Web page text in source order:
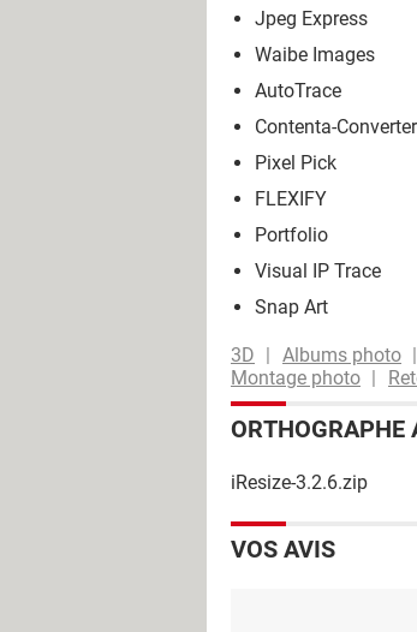
Jpeg Express
Waibe Images
AutoTrace
Contenta-
Pixel Pick
FLEXIFY
Portfolio
Visual IP Trace
Snap Art
3D Albums photo
Montage photo
ORTHOGRAPHE
iResize-3.2.6.zip
VOS AVIS